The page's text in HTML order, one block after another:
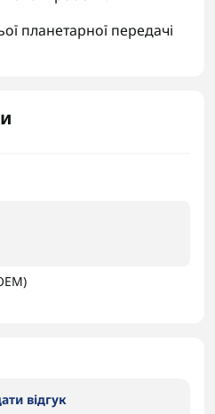
планетарної передачі
відгук